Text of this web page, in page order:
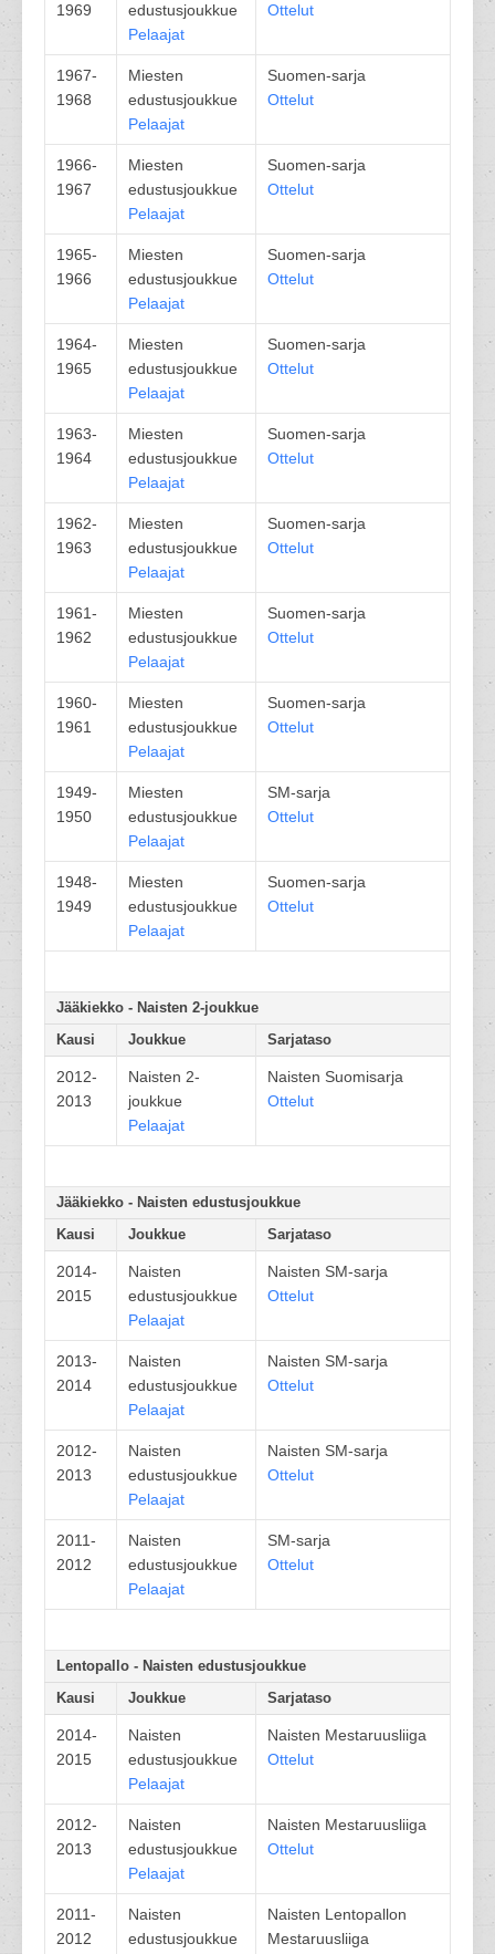
1969
edustusjoukkue
Pelaajat
Ottelut
1967-
1968
Miesten
edustusjoukkue
Pelaajat
Suomen-sarja
Ottelut
1966-
1967
Miesten
edustusjoukkue
Pelaajat
Suomen-sarja
Ottelut
1965-
1966
Miesten
edustusjoukkue
Pelaajat
Suomen-sarja
Ottelut
1964-
1965
Miesten
edustusjoukkue
Pelaajat
Suomen-sarja
Ottelut
1963-
1964
Miesten
edustusjoukkue
Pelaajat
Suomen-sarja
Ottelut
1962-
1963
Miesten
edustusjoukkue
Pelaajat
Suomen-sarja
Ottelut
1961-
1962
Miesten
edustusjoukkue
Pelaajat
Suomen-sarja
Ottelut
1960-
1961
Miesten
edustusjoukkue
Pelaajat
Suomen-sarja
Ottelut
1949-
1950
Miesten
edustusjoukkue
Pelaajat
SM-sarja
Ottelut
1948-
1949
Miesten
edustusjoukkue
Pelaajat
Suomen-sarja
Ottelut
Jääkiekko - Naisten 2-joukkue
Kausi
Joukkue Sarjataso
2012-
2013
Naisten 2-
joukkue
Pelaajat
Naisten Suomisarja
Ottelut
Jääkiekko - Naisten edustusjoukkue
Kausi
Joukkue Sarjataso
2014-
2015
Naisten
edustusjoukkue
Pelaajat
Naisten SM-sarja
Ottelut
2013-
2014
Naisten
edustusjoukkue
Pelaajat
Naisten SM-sarja
Ottelut
2012-
2013
Naisten
edustusjoukkue
Pelaajat
Naisten SM-sarja
Ottelut
2011-
2012
Naisten
edustusjoukkue
Pelaajat
SM-sarja
Ottelut
Lentopallo - Naisten edustusjoukkue
Kausi
Joukkue Sarjataso
2014-
2015
Naisten
edustusjoukkue
Pelaajat
Naisten Mestaruusliiga
Ottelut
2012-
2013
Naisten
edustusjoukkue
Pelaajat
Naisten Mestaruusliiga
Ottelut
2011-
2012
Naisten
edustusjoukkue
Naisten Lentopallon
Mestaruusliiga